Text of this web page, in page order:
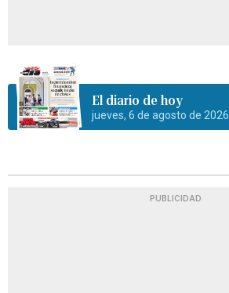
El diario de hoy
jueves, 6 de agosto de 2026
PUBLICIDAD